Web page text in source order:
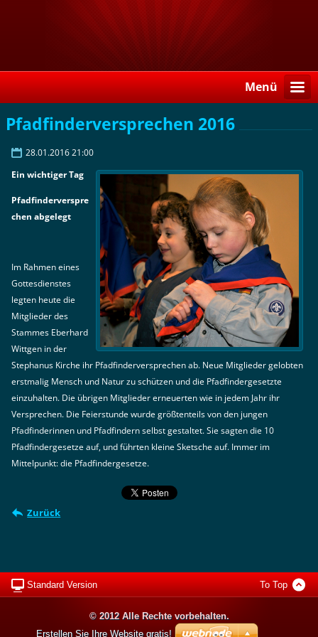
Menü
Pfadfinderversprechen 2016
28.01.2016 21:00
Ein wichtiger Tag
Pfadfinderverspre
chen abgelegt
Im Rahmen eines
Gottesdienstes
legten heute die
Mitglieder des
Stammes Eberhard
Wittgen in der
Stephanus Kirche ihr Pfadfinderversprechen ab. Neue Mitglieder gelobten
erstmalig Mensch und Natur zu schützen und die Pfadfindergesetzte
einzuhalten. Die übrigen Mitglieder erneuerten wie in jedem Jahr ihr
Versprechen. Die Feierstunde wurde größtenteils von den jungen
Pfadfinderinnen und Pfadfindern selbst gestaltet. Sie sagten die 10
Pfadfindergesetze auf, und führten kleine Sketsche auf. Immer im
Mittelpunkt: die Pfadfindergesetze.
Zurück
Standard Version To Top
© 2012 Alle Rechte vorbehalten.
Erstellen Sie Ihre Website gratis!